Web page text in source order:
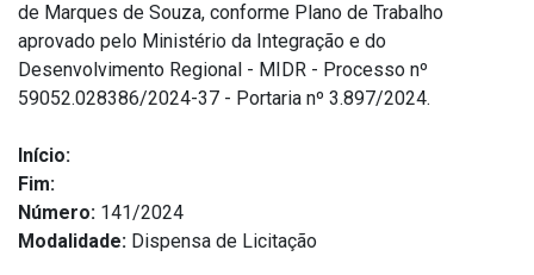
de Marques de Souza, conforme Plano de Trabalho
aprovado pelo Ministério da Integração e do
Desenvolvimento Regional - MIDR - Processo nº
59052.028386/2024-37 - Portaria nº 3.897/2024.
Início:
Fim:
Número: 141/2024
Modalidade: Dispensa de Licitação